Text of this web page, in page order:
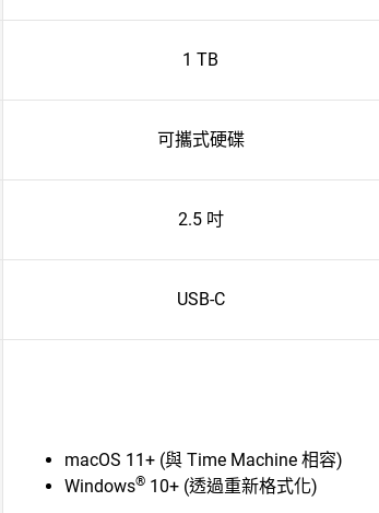
1 TB
可攜式硬碟
2.5 吋
USB-C
macOS 11+ (與 Time Machine 相容)
Windows® 10+ (透過重新格式化)